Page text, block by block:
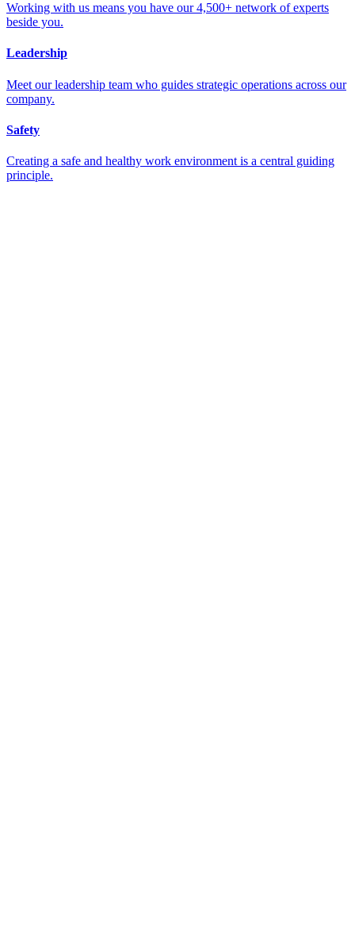
Working with us means you have our 4,500+ network of experts
beside you.
Leadership
Meet our leadership team who guides strategic operations across our
company.
Safety
Creating a safe and healthy work environment is a central guiding
principle.